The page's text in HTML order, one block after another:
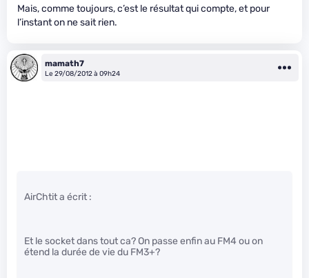
Mais, comme toujours, c’est le résultat qui compte, et pour
l’instant on ne sait rien.
mamath7
Le 29/08/2012 à 09h24
AirChtit a écrit :
Et le socket dans tout ca? On passe enfin au FM4 ou on
étend la durée de vie du FM3+?